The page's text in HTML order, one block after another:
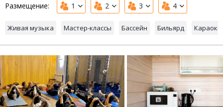
Размещение: 1 2 3 4
Живая музыка Мастер-классы Бассейн Бильярд Караоке